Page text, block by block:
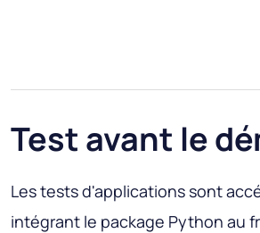
Test avant le
Les tests d'applications sont
intégrant le package Python au